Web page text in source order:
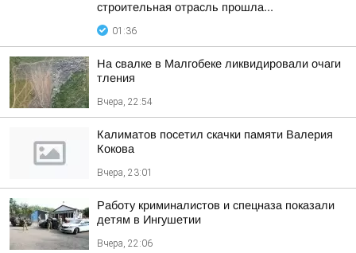
строительная отрасль прошла...
01:36
На свалке в Малгобеке ликвидировали очаги
тления
Вчера, 22:54
Калиматов посетил скачки памяти Валерия
Кокова
Вчера, 23:01
Работу криминалистов и спецназа показали
детям в Ингушетии
Вчера, 22:06